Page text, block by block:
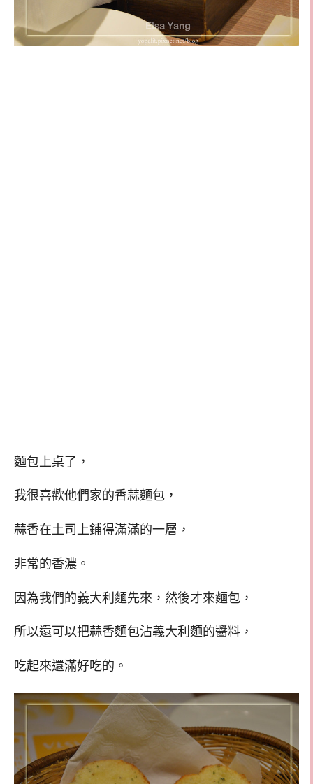
麵包上桌了，
我很喜歡他們家的香蒜麵包，
蒜香在土司上鋪得滿滿的一層，
非常的香濃。
因為我們的義大利麵先來，然後才來麵包，
所以還可以把蒜香麵包沾義大利麵的醬料，
吃起來還滿好吃的。